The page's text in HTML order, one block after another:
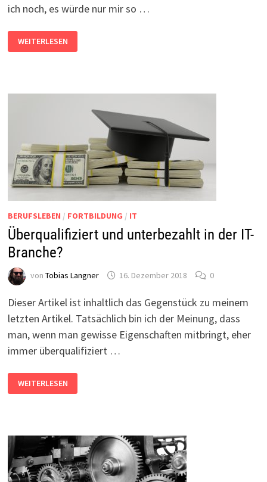
ich noch, es würde nur mir so …
GRÜNDE
WARUM
PRIVATPROJEKTE
WEITERLESEN
BERUFSLEBEN / FORTBILDUNG / IT
Überqualifiziert und unterbezahlt in der IT-
Branche?
von Tobias Langner 16. Dezember 2018 0
Dieser Artikel ist inhaltlich das Gegenstück zu meinem
letzten Artikel. Tatsächlich bin ich der Meinung, dass
man, wenn man gewisse Eigenschaften mitbringt, eher
immer überqualifiziert …
ÜBERQUALIFIZIERT
UND
UNTERBEZAHLT
WEITERLESEN